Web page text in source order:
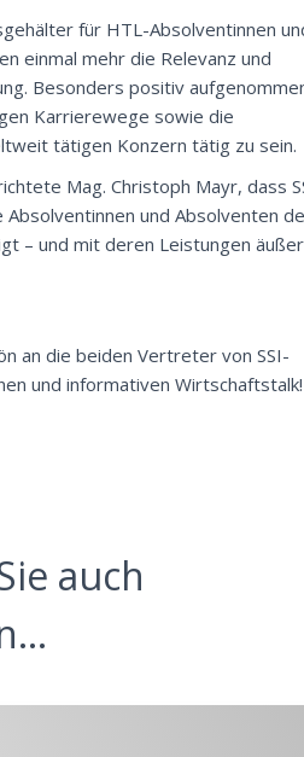
für HTL-Absolventinnen
einmal mehr die Relevanz und
Besonders positiv
Karrierewege sowie die
tätigen Konzern tätig zu sein.
Mag. Christoph Mayr, dass
und Absolventen
– und mit deren Leistungen
an die beiden Vertreter von SSI-
und informativen Wirtschaftstalk!
auch